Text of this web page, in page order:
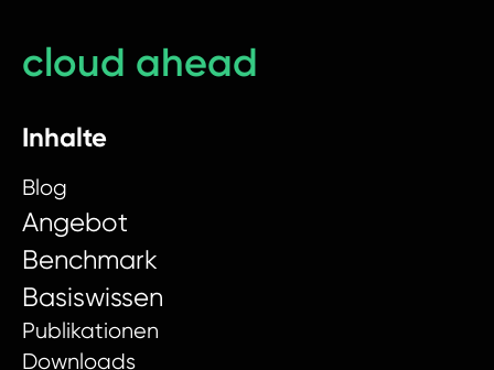
cloud ahead
Inhalte
Blog
Angebot
Benchmark
Basiswissen
Publikationen
Downloads